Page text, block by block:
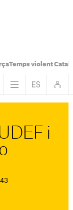
Temps violent
i